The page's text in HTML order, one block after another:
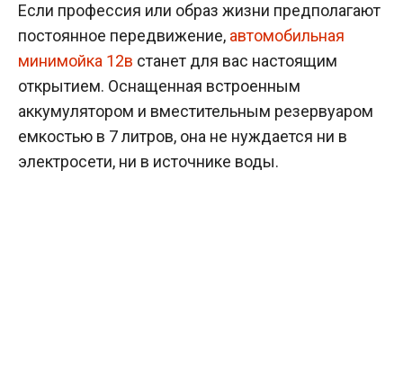
Если профессия или образ жизни предполагают
постоянное передвижение, автомобильная
минимойка 12в станет для вас настоящим
открытием. Оснащенная встроенным
аккумулятором и вместительным резервуаром
емкостью в 7 литров, она не нуждается ни в
электросети, ни в источнике воды.